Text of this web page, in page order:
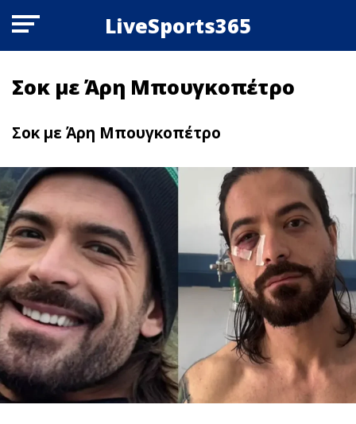
LiveSports365
Σoκ με Άρη Μπουγκοπέτρο
Σoκ με Άρη Μπουγκοπέτρο